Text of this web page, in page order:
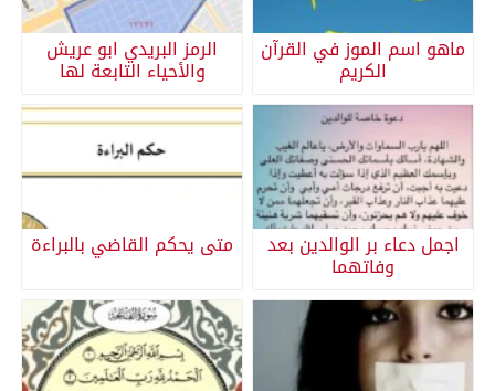
ماهو اسم الموز في القرآن
الكريم
الرمز البريدي ابو عريش
والأحياء التابعة لها
اجمل دعاء بر الوالدين بعد
وفاتهما
متى يحكم القاضي بالبراءة